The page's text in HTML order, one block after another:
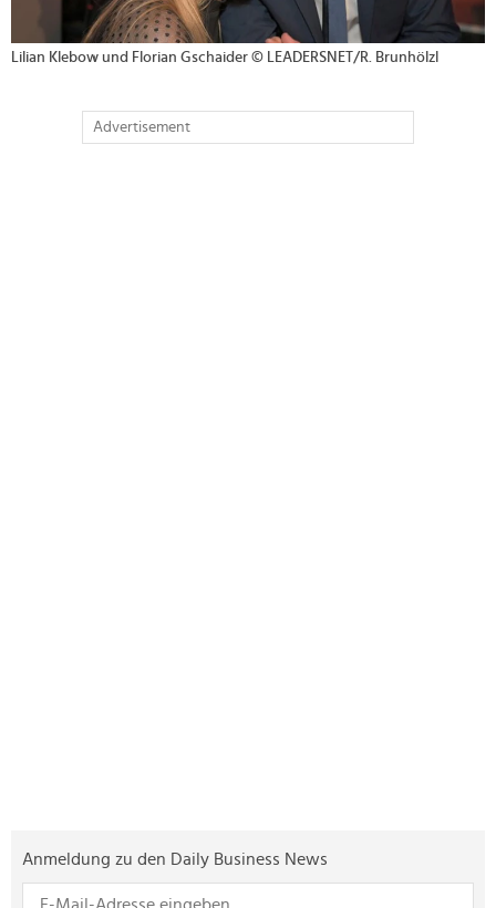
Lilian Klebow und Florian Gschaider © LEADERSNET/R. Brunhölzl
Advertisement
Anmeldung zu den Daily Business News